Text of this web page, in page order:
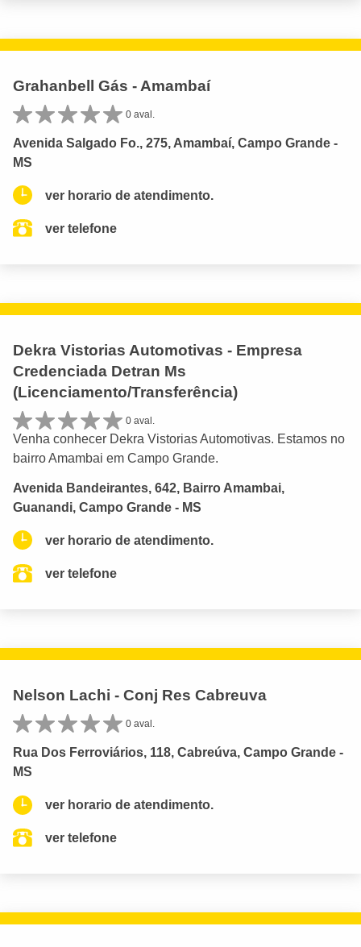
Grahanbell Gás - Amambaí
0 aval.
Avenida Salgado Fo., 275, Amambaí, Campo Grande -
MS
ver horario de atendimento.
ver telefone
Dekra Vistorias Automotivas - Empresa
Credenciada Detran Ms
(Licenciamento/Transferência)
0 aval.
Venha conhecer Dekra Vistorias Automotivas. Estamos no
bairro Amambai em Campo Grande.
Avenida Bandeirantes, 642, Bairro Amambai,
Guanandi, Campo Grande - MS
ver horario de atendimento.
ver telefone
Nelson Lachi - Conj Res Cabreuva
0 aval.
Rua Dos Ferroviários, 118, Cabreúva, Campo Grande -
MS
ver horario de atendimento.
ver telefone